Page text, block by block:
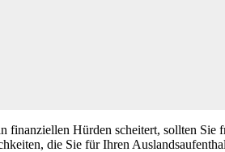
Hürden scheitert, sollten
die Sie für Ihren